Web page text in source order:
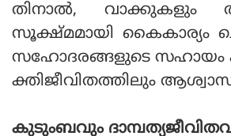
തിനാല്‍, വാക്കുകളും
സൂക്ഷ്മമായി കൈകാര്യം
സഹോദരങ്ങളുടെ സഹായം
ക്തിജീവിതത്തിലും
കുടുംബവും